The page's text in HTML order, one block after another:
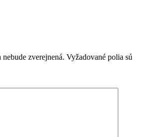
nebude zverejnená. Vyžadované polia sú